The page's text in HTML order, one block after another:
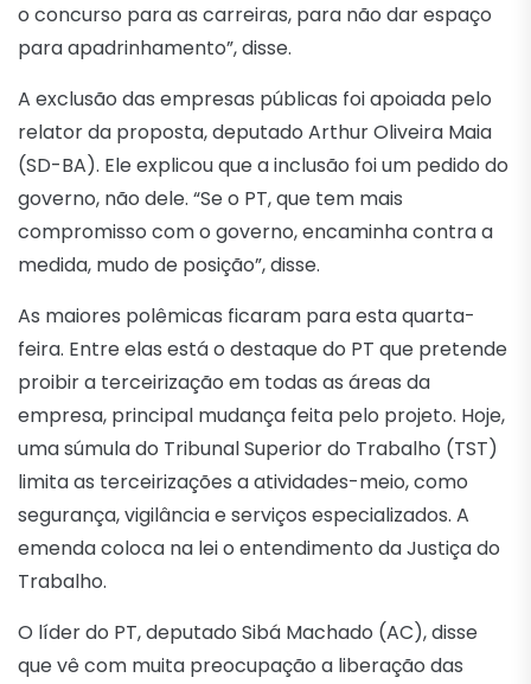
o concurso para as carreiras, para não dar espaço
para apadrinhamento”, disse.
A exclusão das empresas públicas foi apoiada pelo
relator da proposta, deputado Arthur Oliveira Maia
(SD-BA). Ele explicou que a inclusão foi um pedido do
governo, não dele. “Se o PT, que tem mais
compromisso com o governo, encaminha contra a
medida, mudo de posição”, disse.
As maiores polêmicas ficaram para esta quarta-
feira. Entre elas está o destaque do PT que pretende
proibir a terceirização em todas as áreas da
empresa, principal mudança feita pelo projeto. Hoje,
uma súmula do Tribunal Superior do Trabalho (TST)
limita as terceirizações a atividades-meio, como
segurança, vigilância e serviços especializados. A
emenda coloca na lei o entendimento da Justiça do
Trabalho.
O líder do PT, deputado Sibá Machado (AC), disse
que vê com muita preocupação a liberação das